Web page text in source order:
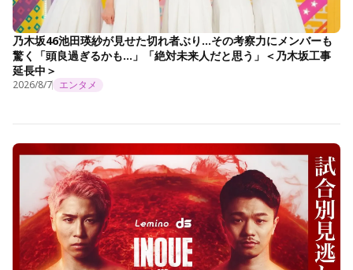
乃木坂46池田瑛紗が見せた切れ者ぶり…その考察力にメンバーも
驚く「頭良過ぎるかも…」「絶対未来人だと思う」＜乃木坂工事
延長中＞
2026/8/7 エンタメ